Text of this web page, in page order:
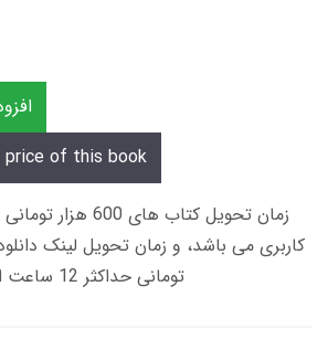
price of this book
زمان تحویل کتاب
تومانی حداکثر 12 ساعت از طریق پیامک/ایمیل